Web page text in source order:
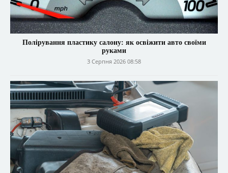
Полірування пластику салону: як освіжити авто своїми
руками
3 Серпня 2026 08:58